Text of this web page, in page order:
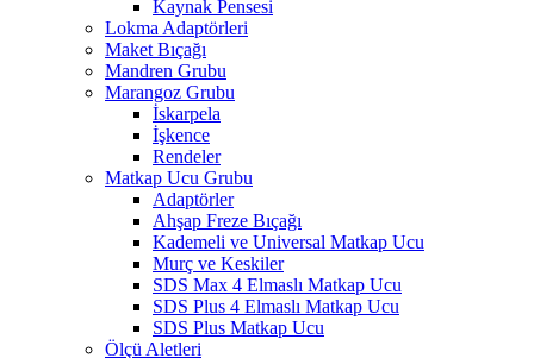
Kaynak Pensesi
Lokma Adaptörleri
Maket Bıçağı
Mandren Grubu
Marangoz Grubu
İskarpela
İşkence
Rendeler
Matkap Ucu Grubu
Adaptörler
Ahşap Freze Bıçağı
Kademeli ve Universal Matkap Ucu
Murç ve Keskiler
SDS Max 4 Elmaslı Matkap Ucu
SDS Plus 4 Elmaslı Matkap Ucu
SDS Plus Matkap Ucu
Ölçü Aletleri